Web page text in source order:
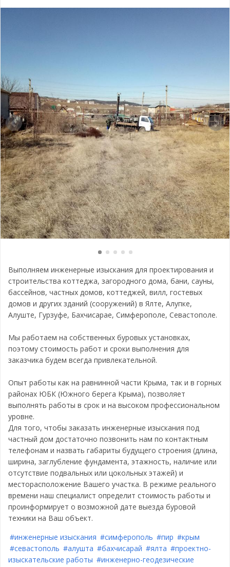
Выполняем инженерные изыскания для проектирования и
строительства коттеджа, загородного дома, бани, сауны,
бассейнов, частных домов, коттеджей, вилл, гостевых
домов и других зданий (сооружений) в Ялте, Алупке,
Алуште, Гурзуфе, Бахчисарае, Симферополе, Севастополе.
Мы работаем на собственных буровых установках,
поэтому стоимость работ и сроки выполнения для
заказчика будем всегда привлекательной.
Опыт работы как на равнинной части Крыма, так и в горных
районах ЮБК (Южного берега Крыма), позволяет
выполнять работы в срок и на высоком профессиональном
уровне.
Для того, чтобы заказать инженерные изыскания под
частный дом достаточно позвонить нам по контактным
телефонам и назвать габариты будущего строения (длина,
ширина, заглубление фундамента, этажность, наличие или
отсутствие подвальных или цокольных этажей) и
месторасположение Вашего участка. В режиме реального
времени наш специалист определит стоимость работы и
проинформирует о возможной дате выезда буровой
техники на Ваш объект.
#инженерные изыскания #симферополь #пир #крым
#севастополь #алушта #бахчисарай #ялта #проектно-
изыскательские работы #инженерно-геодезические